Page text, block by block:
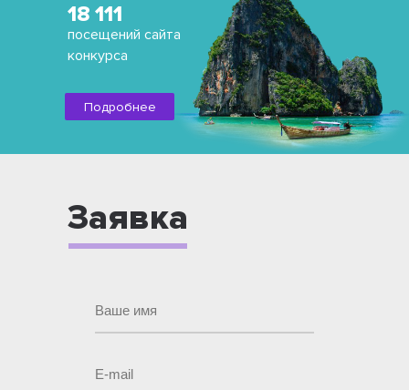
18 111
посещений сайта
конкурса
Подробнее
Заявка